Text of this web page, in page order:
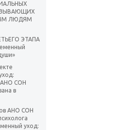
ЛЮДЯМ
ЭТАПА
АНО СОН
в
АНО СОН
уход: